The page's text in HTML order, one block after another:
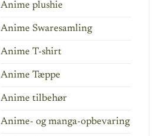
Anime plushie
Anime Swaresamling
Anime T-shirt
Anime Tæppe
Anime tilbehør
Anime- og manga-opbevaring